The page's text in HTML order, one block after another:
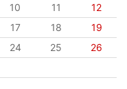
10 11
12
17 18
19
24 25
26